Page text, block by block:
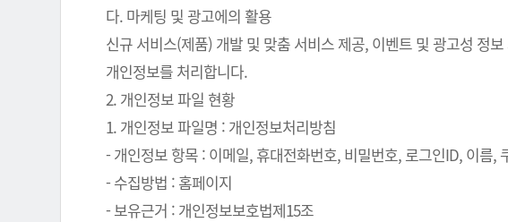
다. 마케팅 및 광고에의 활용
신규 서비스(제품) 개발 및 맞춤 서비스 제공, 이벤트 및 광고성 정
개인정보를 처리합니다.
2. 개인정보 파일 현황
1. 개인정보 파일명 : 개인정보처리방침
- 개인정보 항목 : 이메일, 휴대전화번호, 비밀번호, 로그인ID, 이름,
- 수집방법 : 홈페이지
- 보유근거 : 개인정보보호법제15조